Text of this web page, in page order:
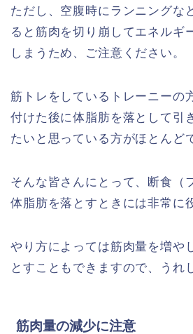
ただし、空腹時にランニングな
ると筋肉を切り崩してエネルギ
しまうため、ご注意ください。
筋トレをしているトレーニーの
付けた後に体脂肪を落として引
たいと思っている方がほとんど
そんな皆さんにとって、断食（
体脂肪を落とすときには非常に
やり方によっては筋肉量を増や
とすこともできますので、うれ
筋肉量の減少に注意